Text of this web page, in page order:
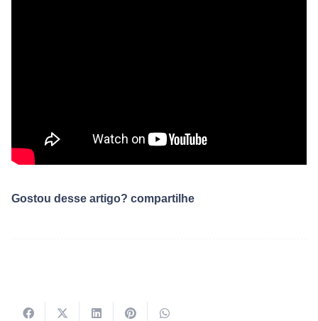
Gostou desse artigo? compartilhe